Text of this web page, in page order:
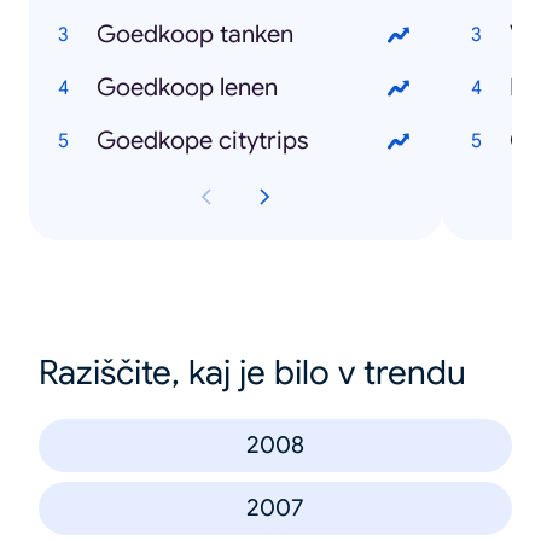
Goedkoop tanken
Goedkoop lenen
Goedkope citytrips
Raziščite, kaj je bilo v trendu
2008
2007